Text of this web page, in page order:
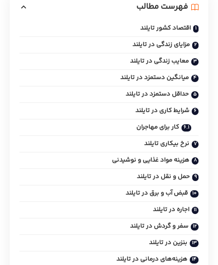
فهرست مطالب
اقتصاد کشور تایلند
مزایای زندگی در تایلند
معایب زندگی در تایلند
میانگین دستمزد در تایلند
حداقل دستمزد در تایلند
شرایط کاری در تایلند
کار برای مهاجران
نرخ بیکاری تایلند
هزینه مواد غذایی و نوشیدنی
حمل و نقل در تایلند
قبض آب و برق در تایلند
اجاره در تایلند
سفر و گردش در تایلند
بنزین در تایلند
هزینه‌های درمانی در تایلند